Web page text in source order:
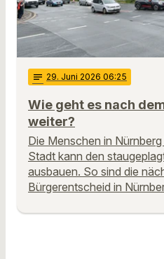
notes 29. Juni 2026 06:25
Wie geht es nach
weiter?
Die Menschen in
Stadt kann den
ausbauen. So sind die
Bürgerentscheid in